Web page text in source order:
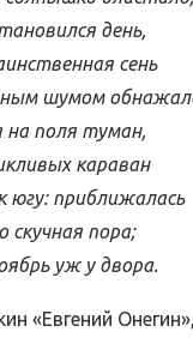
день,
сень
шумом
поля туман,
караван
югу: приближалась
скучная пора;
уж у двора.
«Евгений